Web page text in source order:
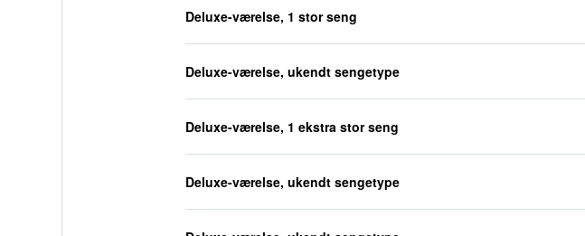
Deluxe-værelse, 1 stor seng
Deluxe-værelse, ukendt sengetype
Deluxe-værelse, 1 ekstra stor seng
Deluxe-værelse, ukendt sengetype